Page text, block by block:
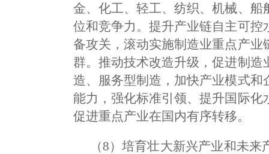
金、化工、轻工、纺织、机械、
位和竞争力。提升产业链自主可
备攻关，滚动实施制造业重点产
群。推动技术改造升级，促进制
造、服务型制造，加快产业模式
能力，强化标准引领、提升国际
促进重点产业在国内有序转移。
（8）培育壮大新兴产业和未